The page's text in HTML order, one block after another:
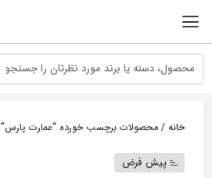
خانه / محصولات برچسب خورده “عمارت پارس”
پیش فرض